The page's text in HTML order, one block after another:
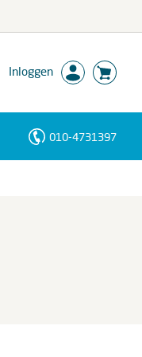
Inloggen
010-4731397